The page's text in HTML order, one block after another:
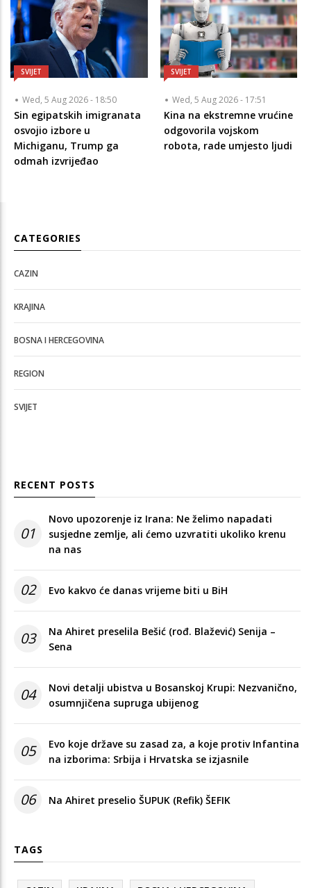
SVIJET
Wed, 5 Aug 2026 - 18:50
Sin egipatskih imigranata
osvojio izbore u
Michiganu, Trump ga
odmah izvrijeđao
SVIJET
Wed, 5 Aug 2026 - 17:51
Kina na ekstremne vrućine
odgovorila vojskom
robota, rade umjesto ljudi
CATEGORIES
CAZIN
KRAJINA
BOSNA I HERCEGOVINA
REGION
SVIJET
RECENT POSTS
01
Novo upozorenje iz Irana: Ne želimo napadati
susjedne zemlje, ali ćemo uzvratiti ukoliko krenu
na nas
02 Evo kakvo će danas vrijeme biti u BiH
03
Na Ahiret preselila Bešić (rođ. Blažević) Senija –
Sena
04
Novi detalji ubistva u Bosanskoj Krupi: Nezvanično,
osumnjičena supruga ubijenog
05
Evo koje države su zasad za, a koje protiv Infantina
na izborima: Srbija i Hrvatska se izjasnile
06 Na Ahiret preselio ŠUPUK (Refik) ŠEFIK
TAGS